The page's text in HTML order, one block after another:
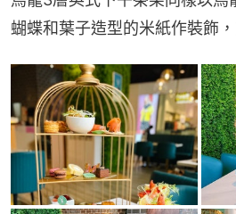
蝴蝶和葉子造型的米紙作裝飾